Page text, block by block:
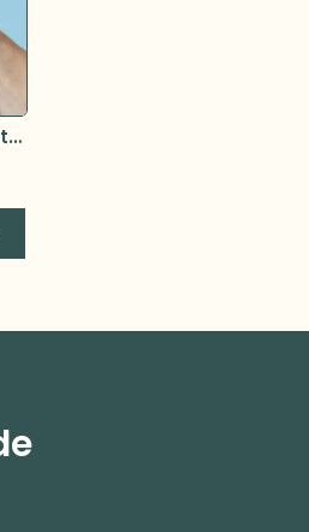
Tanit - Déodorant naturel en baton 60g –